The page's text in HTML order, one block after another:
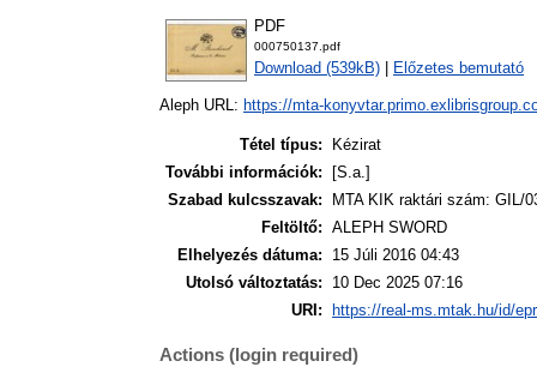
PDF
000750137.pdf
Download (539kB) Előzetes bemutató
Aleph URL: https://mta-
Tétel típus:
Kézirat
További információk:
[S.a.]
Szabad kulcsszavak:
MTA KIK raktári szám: GIL/
Feltöltő: ALEPH SWORD
Elhelyezés dátuma:
15 Júli 2016 04:43
Utolsó változtatás:
10 Dec 2025 07:16
URI:
https://real-ms.mtak.hu/id/
Actions (login required)